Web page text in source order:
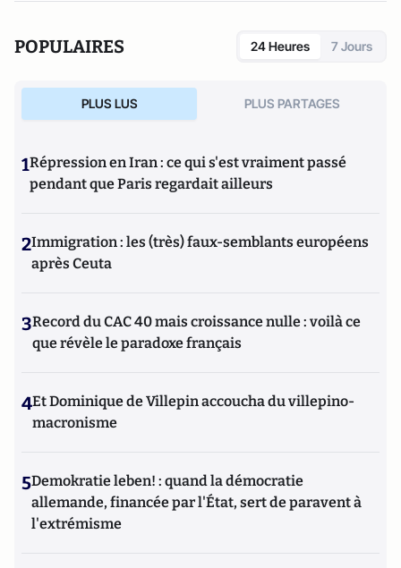
POPULAIRES 24 Heures 7 Jours
PLUS LUS PLUS PARTAGES
1Répression en Iran : ce qui s'est vraiment passé
pendant que Paris regardait ailleurs
2Immigration : les (très) faux-semblants européens
après Ceuta
3Record du CAC 40 mais croissance nulle : voilà ce
que révèle le paradoxe français
4Et Dominique de Villepin accoucha du villepino-
macronisme
5Demokratie leben! : quand la démocratie
allemande, financée par l'État, sert de paravent à
l'extrémisme